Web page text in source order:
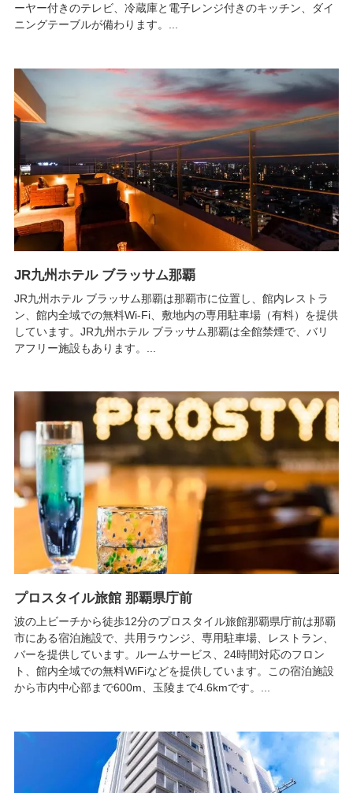
ーヤー付きのテレビ、冷蔵庫と電子レンジ付きのキッチン、ダイ
ニングテーブルが備わります。...
JR九州ホテル ブラッサム那覇
JR九州ホテル ブラッサム那覇は那覇市に位置し、館内レストラ
ン、館内全域での無料Wi-Fi、敷地内の専用駐車場（有料）を提供
しています。JR九州ホテル ブラッサム那覇は全館禁煙で、バリ
アフリー施設もあります。...
プロスタイル旅館 那覇県庁前
波の上ビーチから徒歩12分のプロスタイル旅館那覇県庁前は那覇
市にある宿泊施設で、共用ラウンジ、専用駐車場、レストラン、
バーを提供しています。ルームサービス、24時間対応のフロン
ト、館内全域での無料WiFiなどを提供しています。この宿泊施設
から市内中心部まで600m、玉陵まで4.6kmです。...